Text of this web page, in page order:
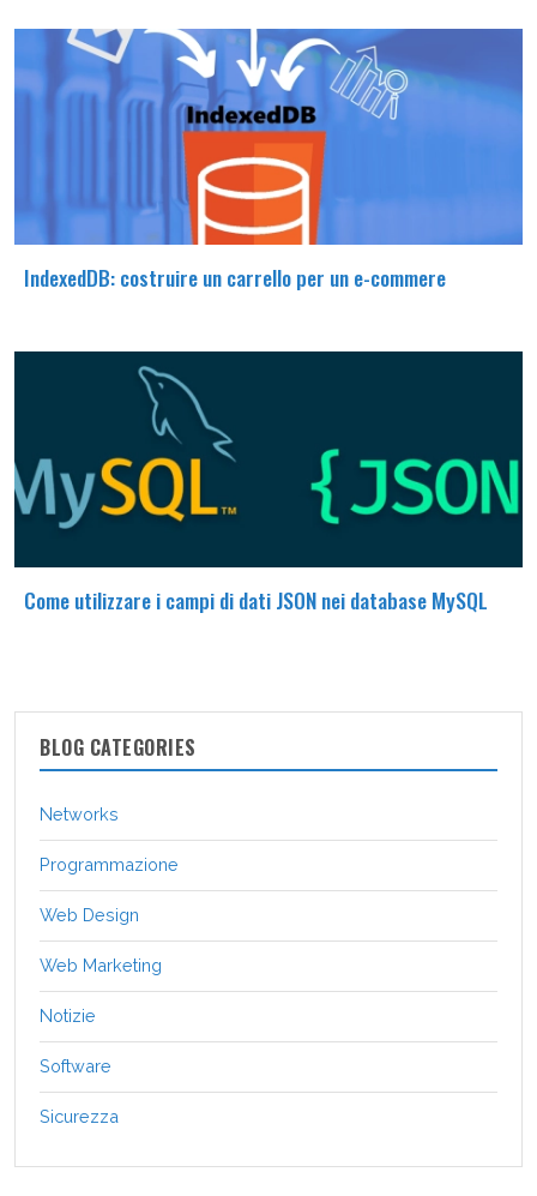
IndexedDB: costruire un carrello per un e-commere
Come utilizzare i campi di dati JSON nei database MySQL
BLOG CATEGORIES
Networks
Programmazione
Web Design
Web Marketing
Notizie
Software
Sicurezza